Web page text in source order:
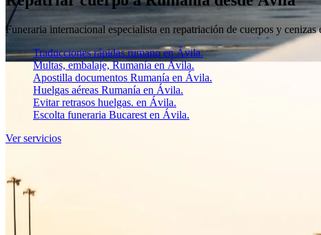
Funeraria internacional especialista en repatriación de cuerpos y
Traducciones rápidas rumano en Ávila.
Multas, embalaje, Rumanía en Ávila.
Apostilla documentos Rumanía en Ávila.
Huelgas aéreas Rumanía en Ávila.
Evitar retrasos huelgas. en Ávila.
Escolta funeraria Bucarest en Ávila.
Ver servicios